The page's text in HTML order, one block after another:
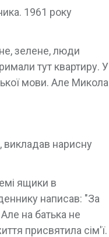
1961 року
зелене, люди
тут квартиру. У
мови. Але Микола
викладав нарисну
ящики в
написав: "За
на батька не
присвятила сім'ї.